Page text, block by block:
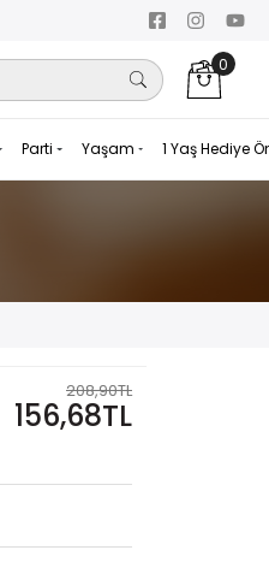
0
Parti Yaşam 1 Yaş Hediye
208,90TL
156,68TL